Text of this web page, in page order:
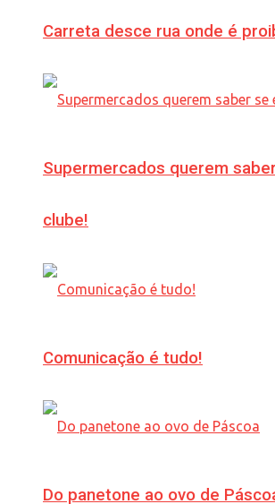
Carreta desce rua onde é
Supermercados querem
clube!
Comunicação é tudo!
Do panetone ao ovo de